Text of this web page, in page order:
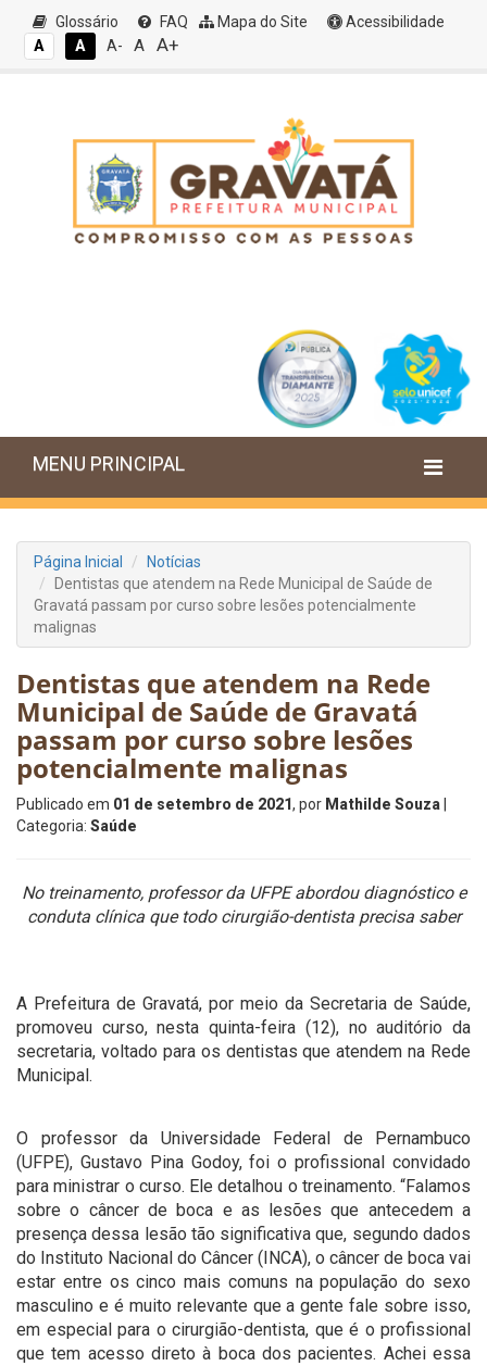
Glossário FAQ Mapa do Site
Acessibilidade
A
A A- A A+
MENU PRINCIPAL
Página Inicial
Notícias
Dentistas que atendem na Rede Municipal de Saúde de
Gravatá passam por curso sobre lesões potencialmente
malignas
Dentistas que atendem na Rede
Municipal de Saúde de Gravatá
passam por curso sobre lesões
potencialmente malignas
Publicado em 01 de setembro de 2021, por Mathilde Souza
Categoria: Saúde
No treinamento, professor da UFPE abordou diagnóstico e
conduta clínica que todo cirurgião-dentista precisa saber
A Prefeitura de Gravatá, por meio da Secretaria de Saúde,
promoveu curso, nesta quinta-feira (12), no auditório da
secretaria, voltado para os dentistas que atendem na Rede
Municipal.
O professor da Universidade Federal de Pernambuco
(UFPE), Gustavo Pina Godoy, foi o profissional convidado
para ministrar o curso. Ele detalhou o treinamento. “Falamos
sobre o câncer de boca e as lesões que antecedem a
presença dessa lesão tão significativa que, segundo dados
do Instituto Nacional do Câncer (INCA), o câncer de boca vai
estar entre os cinco mais comuns na população do sexo
masculino e é muito relevante que a gente fale sobre isso,
em especial para o cirurgião-dentista, que é o profissional
que tem acesso direto à boca dos pacientes. Achei essa